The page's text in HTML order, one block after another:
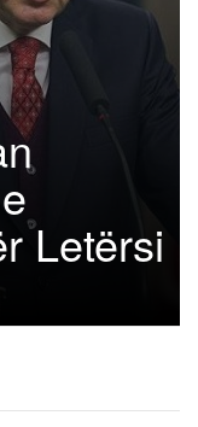
Letërsi